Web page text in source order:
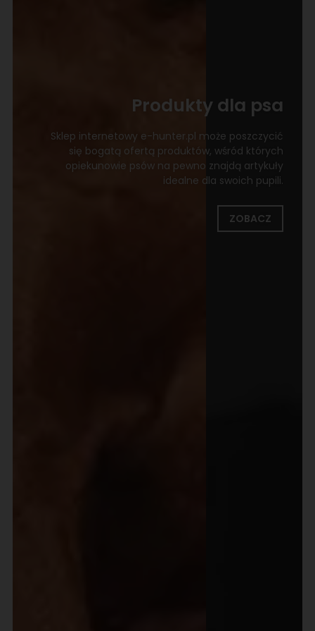
Produkty dla psa
Sklep internetowy e-hunter.pl może poszczycić
się bogatą ofertą produktów, wśród których
opiekunowie psów na pewno znajdą artykuły
idealne dla swoich pupili.
ZOBACZ